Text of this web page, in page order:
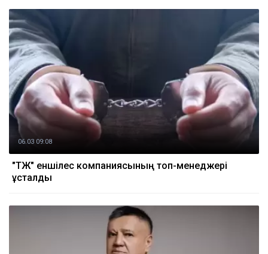
06.03 09:08
"ҚТЖ" еншілес компаниясының топ-менеджері
ұсталды